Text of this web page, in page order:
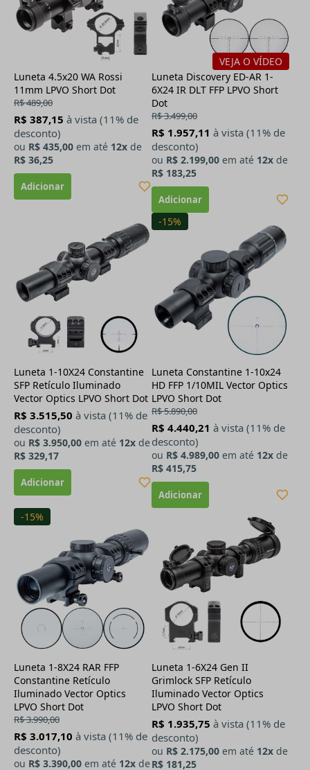
Luneta 4.5x20 WA Rossi
11mm LPVO Short Dot
R$ 489,00
R$ 387,15 à vista (11% de
desconto)
ou R$ 435,00 em até 12x de
R$ 36,25
VEJA O VÍDEO
Luneta Discovery ED-AR 1-
6X24 IR DLT FFP LPVO Short
Dot
R$ 3.499,00
R$ 1.957,11 à vista (11% de
desconto)
ou R$ 2.199,00 em até 12x de
R$ 183,25
Luneta 1-10X24 Constantine
SFP Retículo Iluminado
Vector Optics LPVO Short Dot
R$ 3.515,50 à vista (11% de
desconto)
ou R$ 3.950,00 em até 12x de
R$ 329,17
-15%
Luneta Constantine 1-10x24
HD FFP 1/10MIL Vector Optics
LPVO Short Dot
R$ 5.890,00
R$ 4.440,21 à vista (11% de
desconto)
ou R$ 4.989,00 em até 12x de
R$ 415,75
-15%
Luneta 1-8X24 RAR FFP
Constantine Retículo
Iluminado Vector Optics
LPVO Short Dot
R$ 3.990,00
R$ 3.017,10 à vista (11% de
desconto)
ou R$ 3.390,00 em até 12x de
Luneta 1-6X24 Gen II
Grimlock SFP Retículo
Iluminado Vector Optics
LPVO Short Dot
R$ 1.935,75 à vista (11% de
desconto)
ou R$ 2.175,00 em até 12x de
R$ 181,25